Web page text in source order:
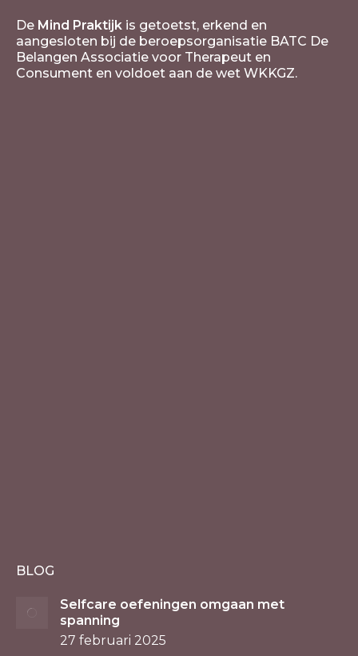
De Mind Praktijk is getoetst, erkend en
aangesloten bij de beroepsorganisatie BATC De
Belangen Associatie voor Therapeut en
Consument en voldoet aan de wet WKKGZ.
BLOG
Selfcare oefeningen omgaan met
spanning
27 februari 2025